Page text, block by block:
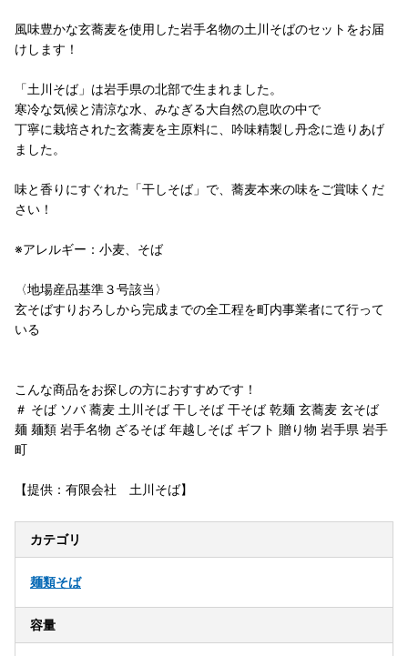
風味豊かな玄蕎麦を使用した岩手名物の土川そばのセットをお届
けします！
「土川そば」は岩手県の北部で生まれました。
寒冷な気候と清涼な水、みなぎる大自然の息吹の中で
丁寧に栽培された玄蕎麦を主原料に、吟味精製し丹念に造りあげ
ました。
味と香りにすぐれた「干しそば」で、蕎麦本来の味をご賞味くだ
さい！
※アレルギー：小麦、そば
〈地場産品基準３号該当〉
玄そばすりおろしから完成までの全工程を町内事業者にて行って
いる
こんな商品をお探しの方におすすめです！
＃ そば ソバ 蕎麦 土川そば 干しそば 干そば 乾麺 玄蕎麦 玄そば
麺 麺類 岩手名物 ざるそば 年越しそば ギフト 贈り物 岩手県 岩手
町
【提供：有限会社 土川そば】
カテゴリ
麺類そば
容量